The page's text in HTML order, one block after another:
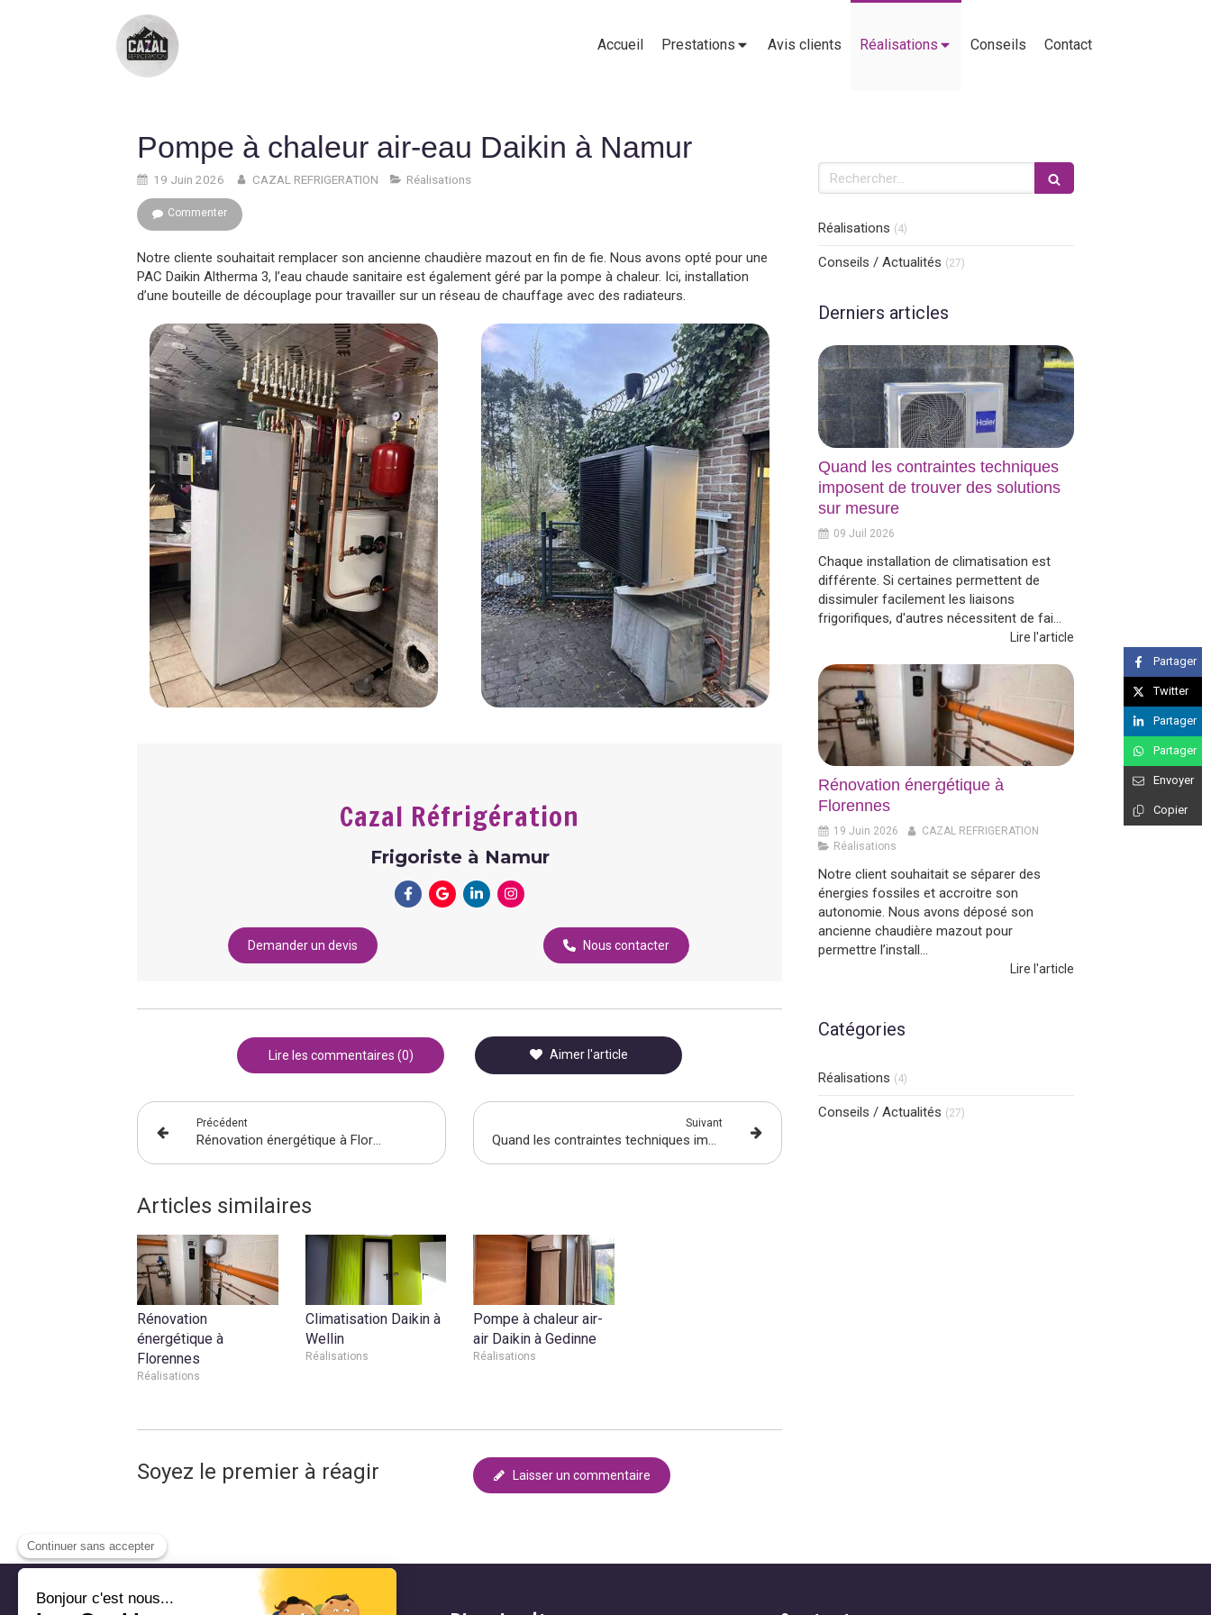
Accueil Prestations Avis clients Réalisations Conseils Contact
Pompe à chaleur air-eau Daikin à Namur
19 Juin 2026 CAZAL REFRIGERATION Réalisations
Commenter
Notre cliente souhaitait remplacer son ancienne chaudière mazout en fin de fie. Nous avons opté pour une
PAC Daikin Altherma 3, l’eau chaude sanitaire est également géré par la pompe à chaleur. Ici, installation
d’une bouteille de découplage pour travailler sur un réseau de chauffage avec des radiateurs.
Cazal Réfrigération
Frigoriste à Namur
Demander un devis Nous contacter
Lire les commentaires (0) Aimer l'article
Précédent
Rénovation énergétique à Florennes
Suivant
Quand les contraintes techniques imposent de trouver des solutions sur mesure
Articles similaires
Rénovation
énergétique à
Florennes
Réalisations
Climatisation Daikin à
Wellin
Réalisations
Pompe à chaleur air-
air Daikin à Gedinne
Réalisations
Partager
Twitter
Partager
Partager
Envoyer
Copier
Soyez le premier à réagir Laisser un commentaire
Rechercher
Réalisations (4)
Conseils / Actualités (27)
Derniers articles
Quand les contraintes techniques
imposent de trouver des solutions
sur mesure
09 Juil 2026
Chaque installation de climatisation est
différente. Si certaines permettent de
dissimuler facilement les liaisons
frigorifiques, d'autres nécessitent de fai...
Lire l'article
Rénovation énergétique à
Florennes
19 Juin 2026
CAZAL REFRIGERATION
Réalisations
Notre client souhaitait se séparer des
énergies fossiles et accroitre son
autonomie. Nous avons déposé son
ancienne chaudière mazout pour
permettre l’install...
Lire l'article
Catégories
Réalisations (4)
Conseils / Actualités (27)